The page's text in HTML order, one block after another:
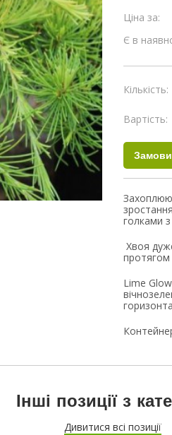
Ціна за:
Є в
Кількість:
Вартість:
голками
Хвоя
протягом
Lime
Інші позиції з
Дивитися всі позиції